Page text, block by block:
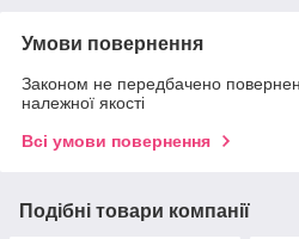
Умови повернення
Законом не передбачено
належної якості
Всі умови повернення
Подібні товари компанії